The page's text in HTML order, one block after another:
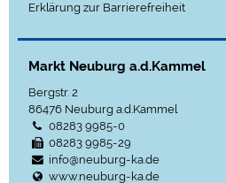
Erklärung zur Barrierefreiheit
Markt Neuburg a.d.Kammel
Bergstr. 2
86476 Neuburg a.d.Kammel
08283 9985-0
08283 9985-29
info@neuburg-ka.de
www.neuburg-ka.de